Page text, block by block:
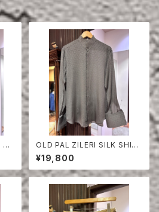
OLD PAL ZILERI SILK SHIR
T
¥19,800